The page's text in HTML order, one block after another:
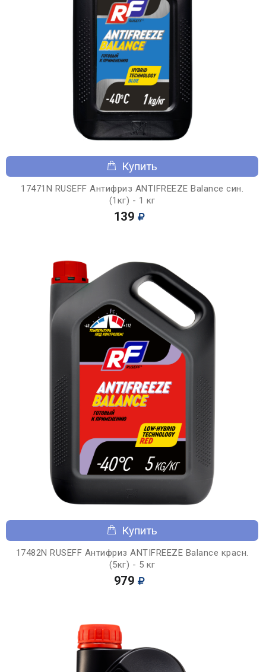
Купить
17471N RUSEFF Антифриз ANTIFREEZE Balance син.
(1кг) - 1 кг
139
Купить
17482N RUSEFF Антифриз ANTIFREEZE Balance красн.
(5кг) - 5 кг
979